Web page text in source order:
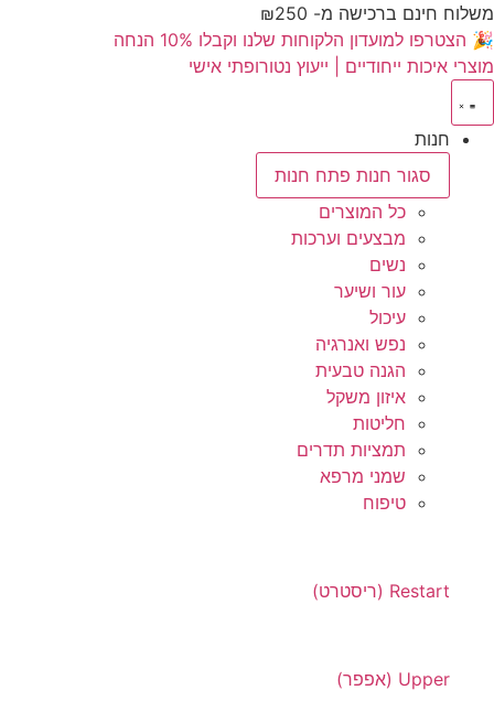
משלוח חינם ברכישה מ- ₪250
🎉 הצטרפו למועדון הלקוחות שלנו וקבלו 10% הנחה
מוצרי איכות ייחודיים | ייעוץ נטורופתי אישי
חנות
סגור חנות פתח חנות
כל המוצרים
מבצעים וערכות
נשים
עור ושיער
עיכול
נפש ואנרגיה
הגנה טבעית
איזון משקל
חליטות
תמציות תדרים
שמני מרפא
טיפוח
Restart (ריסטרט)
Upper (אפפר)